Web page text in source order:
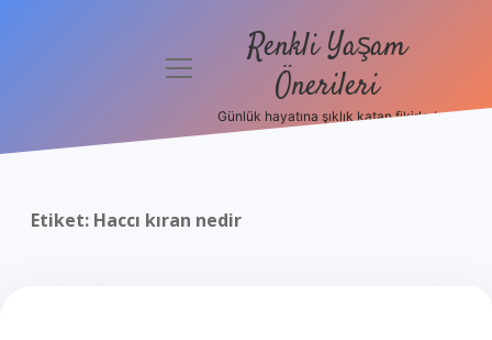
Politikası
menüyü
Renkli Yaşam
Önerileri
Günlük hayatına şıklık katan fikirler!
Etiket: Haccı kıran nedir